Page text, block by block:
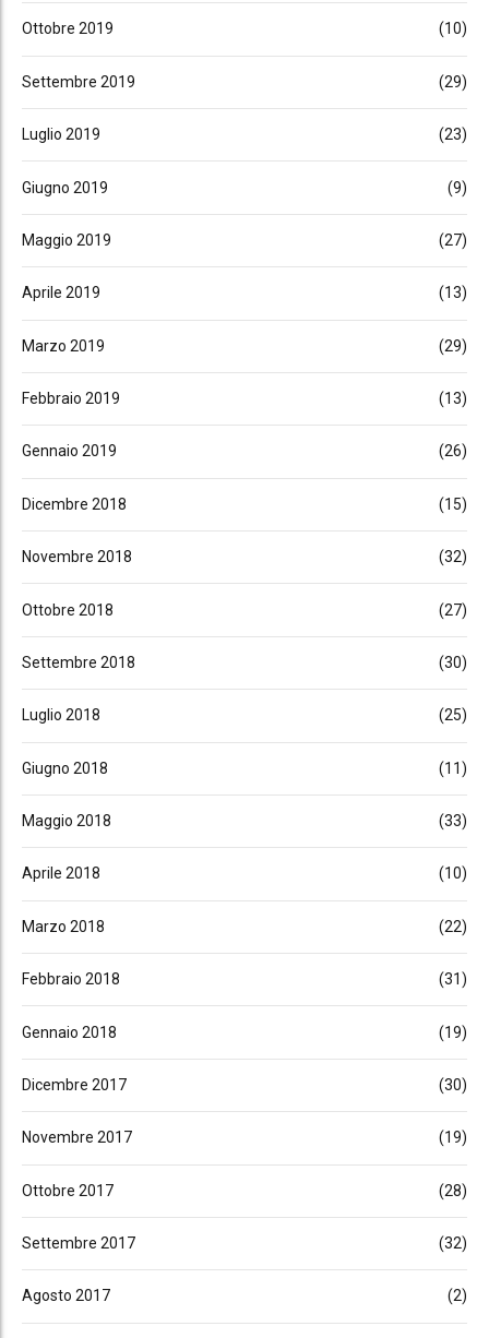
Ottobre 2019 (10)
Settembre 2019 (29)
Luglio 2019 (23)
Giugno 2019 (9)
Maggio 2019 (27)
Aprile 2019 (13)
Marzo 2019 (29)
Febbraio 2019 (13)
Gennaio 2019 (26)
Dicembre 2018 (15)
Novembre 2018 (32)
Ottobre 2018 (27)
Settembre 2018 (30)
Luglio 2018 (25)
Giugno 2018 (11)
Maggio 2018 (33)
Aprile 2018 (10)
Marzo 2018 (22)
Febbraio 2018 (31)
Gennaio 2018 (19)
Dicembre 2017 (30)
Novembre 2017 (19)
Ottobre 2017 (28)
Settembre 2017 (32)
Agosto 2017 (2)